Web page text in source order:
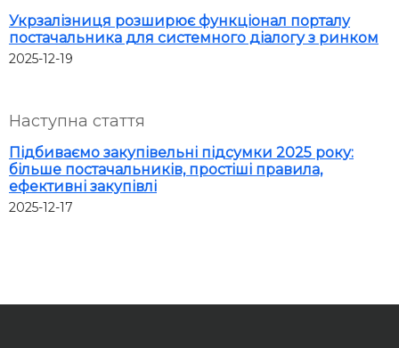
Укрзалізниця розширює функціонал порталу
постачальника для системного діалогу з ринком
2025-12-19
Наступна стаття
Підбиваємо закупівельні підсумки 2025 року:
більше постачальників, простіші правила,
ефективні закупівлі
2025-12-17